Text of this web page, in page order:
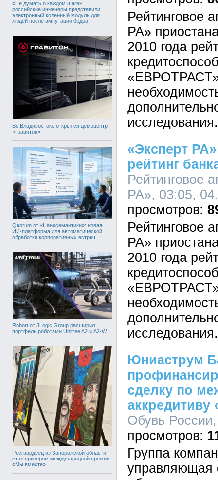
«Не думать о каждом шаге»:
российские инженеры представили
электронный коленный модуль для
людей после ампутации бедра
Во Владивостоке открылся демоцентр
«Гравитон»
Quorum от «Наносемантики»: новая
ИИ-платформа для автоматической
обработки корпоративных встреч
Robort от 3Logic Group расширил
портфель роботами Unitree A2 и A2-W
Росгвардеец из Запорожской области
стал призером международной премии
«Мы вместе»
Рейтинговое
РА»
2010 года
исследования.
«Эксперт
рейтинг
Рейтинговое
РА», 03:05,
Рейтинговое
РА»
2010 года
исследования.
Юниаструм
сделку по
аккредитиву
Обувь
Группа
управляющая